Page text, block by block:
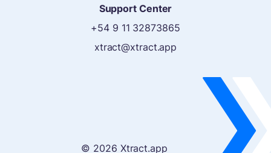
© 2026 Xtract.app
Support Center
+54 9 11 32873865
xtract@xtract.app